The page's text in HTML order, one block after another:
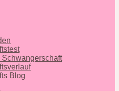
Blog